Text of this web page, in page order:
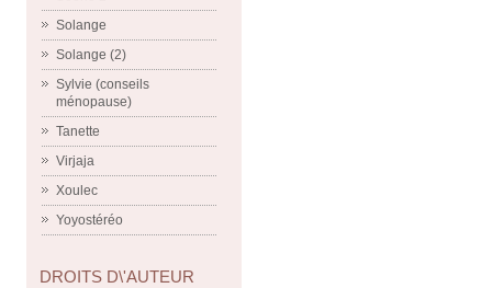
Solange
Solange (2)
Sylvie (conseils
ménopause)
Tanette
Virjaja
Xoulec
Yoyostéréo
DROITS D\'AUTEUR